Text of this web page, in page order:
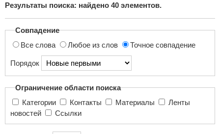
поиска...
Результаты поиска: найдено 40 элементов.
Совпадение
Все слова
Любое из слов Точное совпадение
Порядок
Ограничение области поиска
Категории
Контакты Материалы
новостей
Ссылки